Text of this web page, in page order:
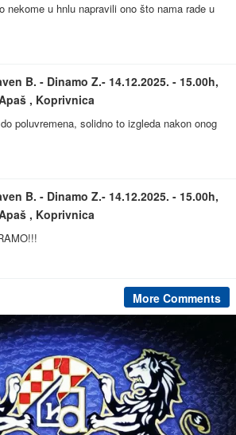
nekome u hnlu napravili ono što nama rade u
B. - Dinamo Z.- 14.12.2025. - 15.00h,
, Koprivnica
poluvremena, solidno to izgleda nakon onog
B. - Dinamo Z.- 14.12.2025. - 15.00h,
, Koprivnica
More Comments